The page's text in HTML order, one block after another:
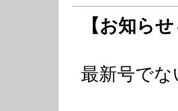
【お知ら
最新号で